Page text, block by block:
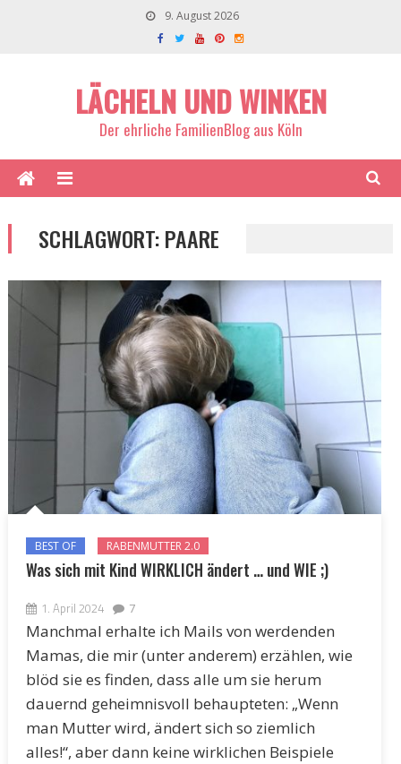
9. August 2026
LÄCHELN UND WINKEN
Der ehrliche FamilienBlog aus Köln
SCHLAGWORT:PAARE
BEST OF RABENMUTTER 2.0
Was sich mit Kind WIRKLICH ändert … und WIE ;)
1. April 2024 7
Manchmal erhalte ich Mails von werdenden
Mamas, die mir (unter anderem) erzählen, wie
blöd sie es finden, dass alle um sie herum
dauernd geheimnisvoll behaupteten: „Wenn
man Mutter wird, ändert sich so ziemlich
alles!“, aber dann keine wirklichen Beispiele